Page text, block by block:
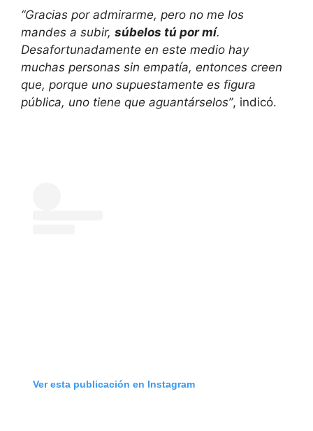
“Gracias por admirarme, pero no me los
mandes a subir, súbelos tú por mí.
Desafortunadamente en este medio hay
muchas personas sin empatía, entonces creen
que, porque uno supuestamente es figura
pública, uno tiene que aguantárselos”, indicó.
Ver esta publicación en Instagram